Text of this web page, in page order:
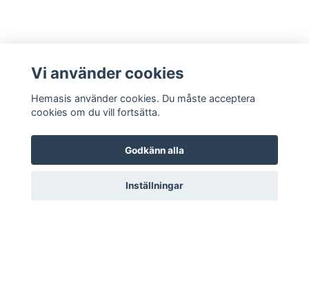
Kontakta oss
Vi använder cookies
Hemasis använder cookies. Du måste acceptera
cookies om du vill fortsätta.
Godkänn alla
Inställningar